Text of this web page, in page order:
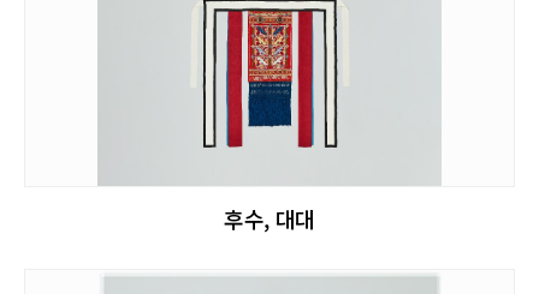
후수, 대대